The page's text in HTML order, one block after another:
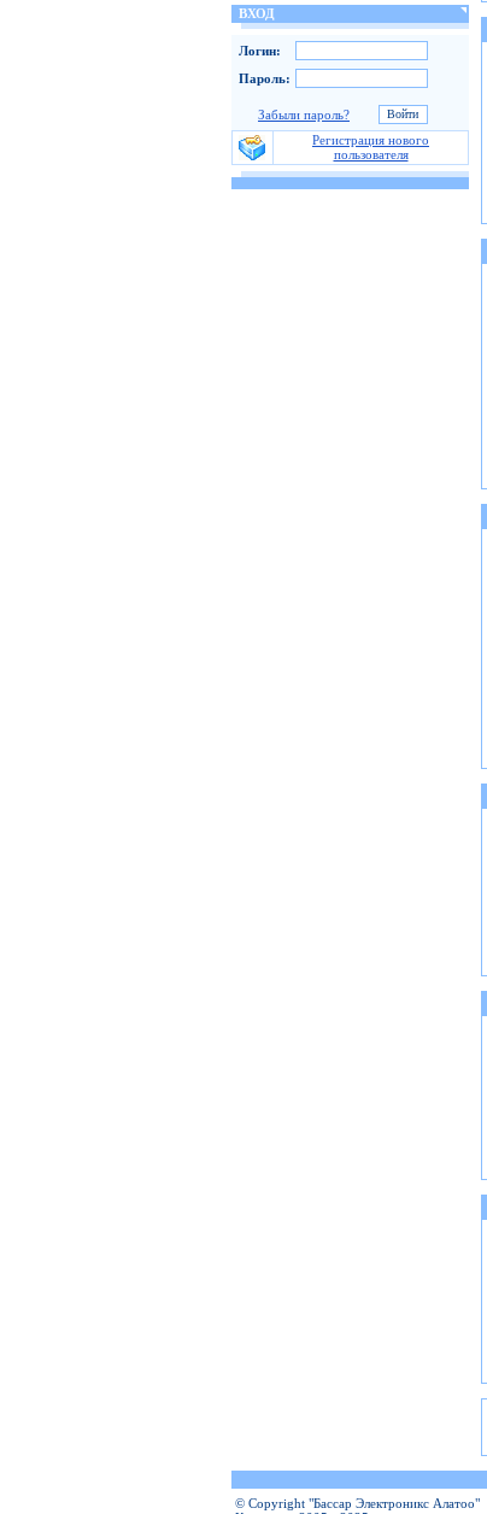
ВХОД
Логин:
Пароль:
Забыли пароль?
Регистрация нового
пользователя
© Copyright "Бассар Электроникс Алатоо"